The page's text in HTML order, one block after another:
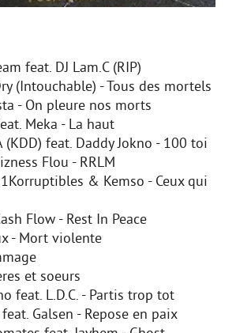
feat. DJ Lam.C (RIP)
(Intouchable) - Tous des mortels
- On pleure nos morts
Meka - La haut
(KDD) feat. Daddy Jokno - 100 toi
Flou - RRLM
& Kemso - Ceux qui
Flow - Rest In Peace
- Mort violente
et soeurs
feat. L.D.C. - Partis trop tot
Galsen - Repose en paix